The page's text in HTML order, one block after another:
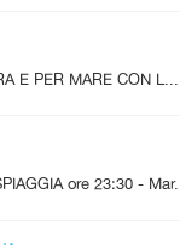
E PER MARE CON L...
ore 23:30 - Mar...